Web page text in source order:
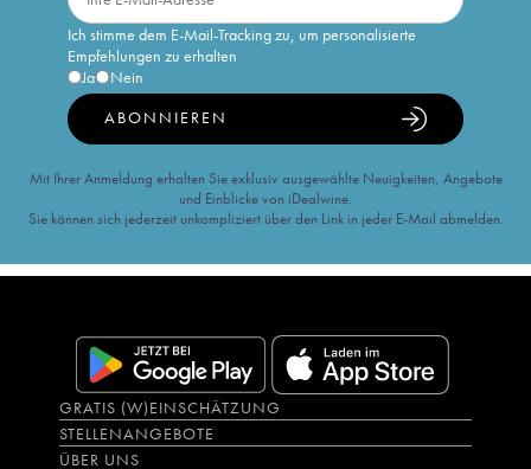
Ich stimme dem E-Mail-Tracking zu, um personalisierte
Empfehlungen zu erhalten
Ja
Nein
ABONNIEREN
Mit Ihrer Anmeldung erhalten Sie exklusiv ausgewählte Neuigkeiten, Angebote
und Einblicke von iDealwine.
Sie können sich jederzeit unkompliziert über den Link in jeder E-Mail abmelden.
GRATIS (W)EINSCHÄTZUNG
STELLENANGEBOTE
ÜBER UNS